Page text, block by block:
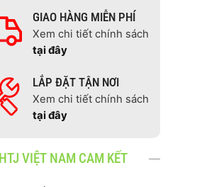
GIAO HÀNG MIỄN PHÍ
Xem chi tiết chính sách
tại đây
LẮP ĐẶT TẬN NƠI
Xem chi tiết chính sách
tại đây
HTJ VIỆT NAM CAM KẾT